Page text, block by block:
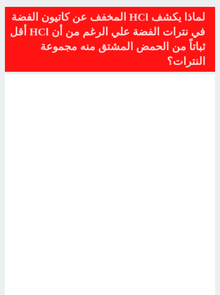
لماذا يكشف HCl المخفف عن كاتيون الفضة
في نترات الفضة علي الرغم من أن HCl أقل
ثباتاً من الحمض المشتق منه مجموعة
النترات؟